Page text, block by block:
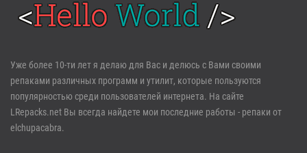
Войти
Регистрация
Забыли пароль?
Уже более 10-ти лет я делаю для Вас и делюсь с Вами своими
репаками различных программ и утилит, которые пользуются
популярностью среди пользователей интернета. На сайте
LRepacks.net Вы всегда найдете мои последние работы - репаки от
elchupacabra.